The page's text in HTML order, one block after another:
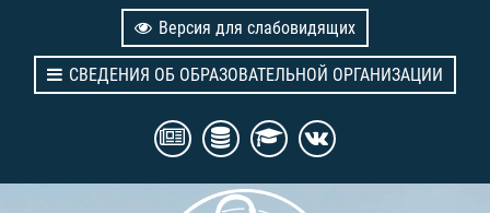
Версия для слабовидящих
СВЕДЕНИЯ ОБ ОБРАЗОВАТЕЛЬНОЙ ОРГАНИЗАЦИИ